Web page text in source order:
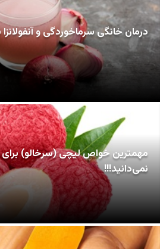
درمان خانگی سرماخوردگی و آنفولانزا
مهمترین خواص لیچی (سرخالو) برای
نمی‌دانید!!!